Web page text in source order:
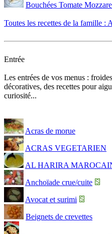
Bouchées Tomate
Toutes les recettes de la famille :
Entrée
Les entrées de vos menus :
décoratives, des recettes pour
curiosité...
Acras de morue
ACRAS VEGETARIEN
AL HARIRA
Anchoïade crue/cuite
Avocat et surimi
Beignets de crevettes